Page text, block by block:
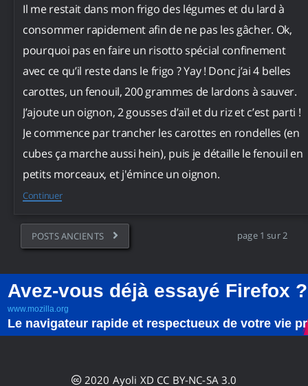
Il me restait dans mon frigo des légumes et du lard à
consommer rapidement afin de ne pas les gâcher. Ok,
pourquoi pas en faire un risotto spécial confinement
avec ce qu’il reste dans le frigo ? Yay ! Donc j’ai 4 belles
carottes, un fenouil, 200 grammes de lardons à sauver.
J’ajoute un oignon, 2 gousses d’aïl et du riz et c’est parti !
Je commence par trancher les carottes en rondelles (en
cubes ça marche aussi hein), puis je détaille le fenouil en
petits morceaux, et j'émince un oignon.
Continuer
POSTS ANCIENTS page 1 sur 2
2020 Ayoli XD CC BY-NC-SA 3.0